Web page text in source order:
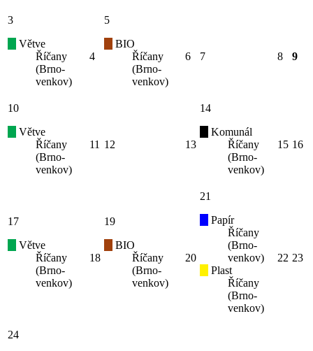
3
Větve
Říčany
(Brno-
venkov)
4
5
BIO
Říčany
(Brno-
venkov)
6 7 8 9
10
Větve
Říčany
(Brno-
venkov)
11 12 13
14
Komunál
Říčany
(Brno-
venkov)
15 16
17
Větve
Říčany
(Brno-
venkov)
18
19
BIO
Říčany
(Brno-
venkov)
20
21
Papír
Říčany
(Brno-
venkov)
Plast
Říčany
(Brno-
venkov)
22 23
24